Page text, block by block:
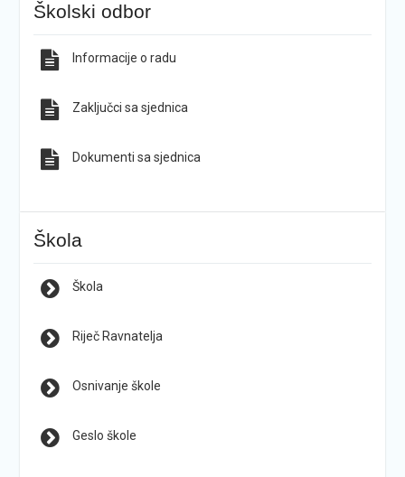
Školski odbor
Informacije o radu
Zaključci sa sjednica
Dokumenti sa sjednica
Škola
Škola
Riječ Ravnatelja
Osnivanje škole
Geslo škole